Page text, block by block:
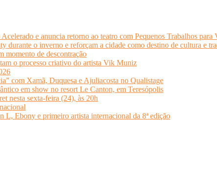
e anuncia retorno ao teatro com Pequenos Trabalhos para
durante o inverno e reforçam a cidade como destino de cultura e
momento de descontração
o processo criativo do artista Vik Muniz
com Xamã, Duquesa e Ajuliacosta no Qualistage
em show no resort Le Canton, em Teresópolis
nesta sexta-feira (24), às 20h
Ebony e primeiro artista internacional da 8ª edição